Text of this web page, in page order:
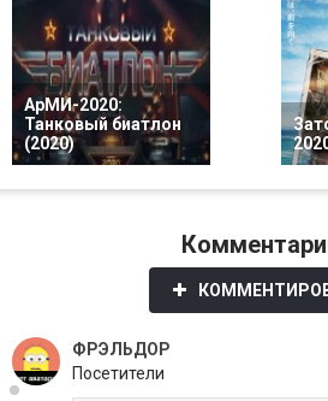
АрМИ-2020:
Танковый биатлон
(2020)
ФРЭЛЬДОР
Посетители